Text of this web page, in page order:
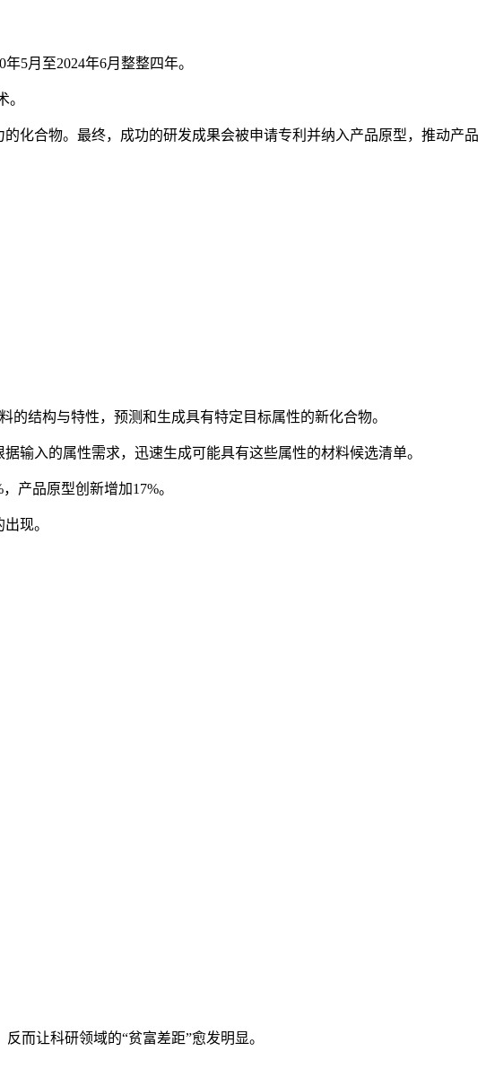
5月至2024年6月整整四年。
合物。最终，成功的研发成果会被申请专利并纳入产品原型，推动产品
结构与特性，预测和生成具有特定目标属性的新化合物。
入的属性需求，迅速生成可能具有这些属性的材料候选清单。
产品原型创新增加17%。
现。
让科研领域的“贫富差距”愈发明显。